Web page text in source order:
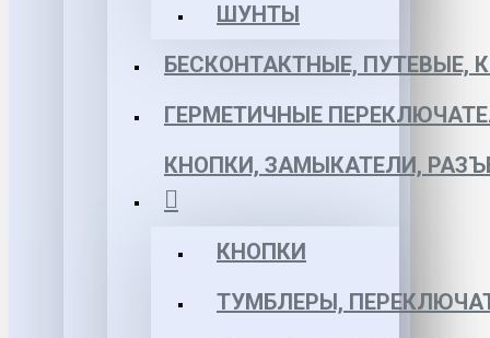
ШУНТЫ
БЕСКОНТАКТНЫЕ, ПУТЕВЫЕ,
ГЕРМЕТИЧНЫЕ
КНОПКИ, ЗАМЫКАТЕЛИ,
КНОПКИ
ТУМБЛЕРЫ,